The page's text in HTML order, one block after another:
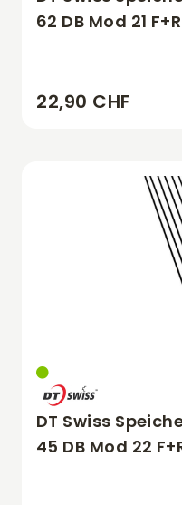
62 DB Mod 21
22,90 CHF
DT Swiss
45 DB Mod 22